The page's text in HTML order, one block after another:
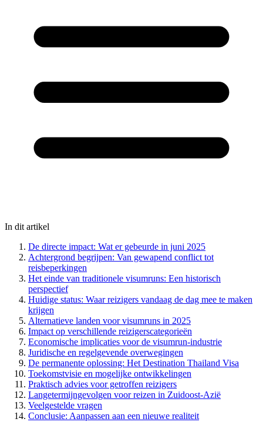
In dit artikel
De directe impact: Wat er gebeurde in juni 2025
Achtergrond begrijpen: Van gewapend conflict tot
reisbeperkingen
Het einde van traditionele visumruns: Een historisch
perspectief
Huidige status: Waar reizigers vandaag de dag mee te maken
krijgen
Alternatieve landen voor visumruns in 2025
Impact op verschillende reizigerscategorieën
Economische implicaties voor de visumrun-industrie
Juridische en regelgevende overwegingen
De permanente oplossing: Het Destination Thailand Visa
Toekomstvisie en mogelijke ontwikkelingen
Praktisch advies voor getroffen reizigers
Langetermijngevolgen voor reizen in Zuidoost-Azië
Veelgestelde vragen
Conclusie: Aanpassen aan een nieuwe realiteit